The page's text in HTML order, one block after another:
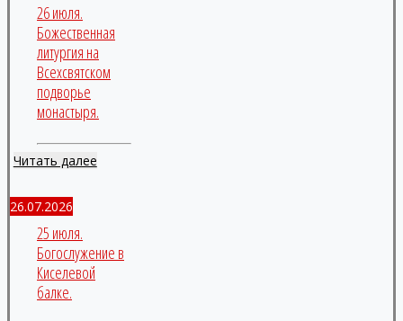
26 июля.
Божественная
литургия на
Всехсвятском
подворье
монастыря.
Читать далее
26.07.2026
25 июля.
Богослужение в
Киселевой
балке.